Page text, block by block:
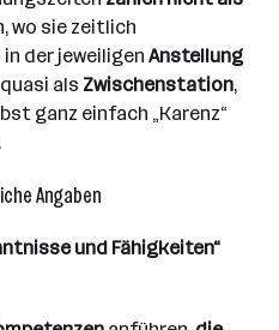
wo sie zeitlich
der jeweiligen Anstellung
als Zwischenstation,
ganz einfach „Karenz“
Angaben
und Fähigkeiten“